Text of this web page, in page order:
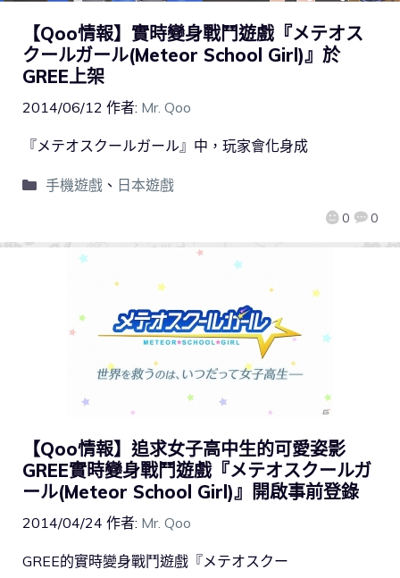
【Qoo情報】實時變身戰鬥遊戲『メテオス
クールガール(Meteor School Girl)』於
GREE上架
2014/06/12 作者: Mr. Qoo
0 0
『メテオスクールガール』中，玩家會化身成
手機遊戲、 日本遊戲
【Qoo情報】追求女子高中生的可愛姿影
GREE實時變身戰鬥遊戲『メテオスクールガ
ール(Meteor School Girl)』開啟事前登錄
2014/04/24 作者: Mr. Qoo
GREE的實時變身戰鬥遊戲『メテオスクー